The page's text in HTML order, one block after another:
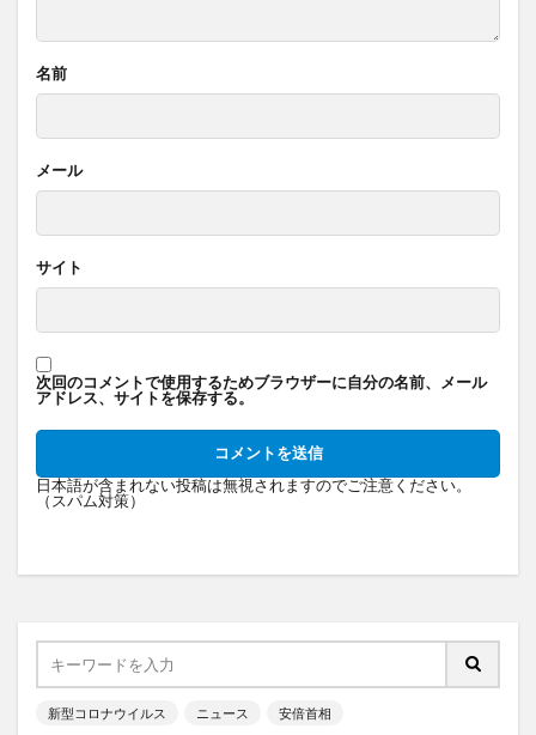
名前
メール
サイト
次回のコメントで使用するためブラウザーに自分の名前、メール
アドレス、サイトを保存する。
日本語が含まれない投稿は無視されますのでご注意ください。
（スパム対策）
新型コロナウイルス ニュース 安倍首相